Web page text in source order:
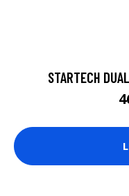
STARTECH